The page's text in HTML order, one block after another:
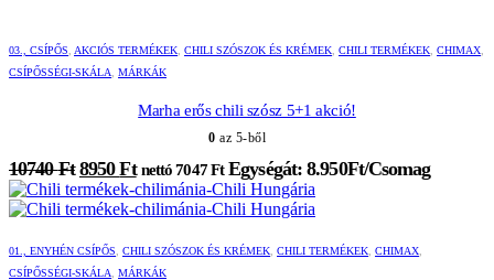
03., CSÍPŐS AKCIÓS TERMÉKEK CHILI SZÓSZOK ÉS KRÉMEK CHILI TERMÉKEK CHIMAX
CSÍPŐSSÉGI-SKÁLA
MÁRKÁK
Marha erős chili szósz 5+1 akció!
0 az 5-ből
10740Ft Original
price
was:
8950FtCurrent
price
is:
nettó7047Ft Egységát: 8.950Ft/Csomag
01., ENYHÉN CSÍPŐS CHILI SZÓSZOK ÉS KRÉMEK CHILI TERMÉKEK CHIMAX
CSÍPŐSSÉGI-SKÁLA
MÁRKÁK